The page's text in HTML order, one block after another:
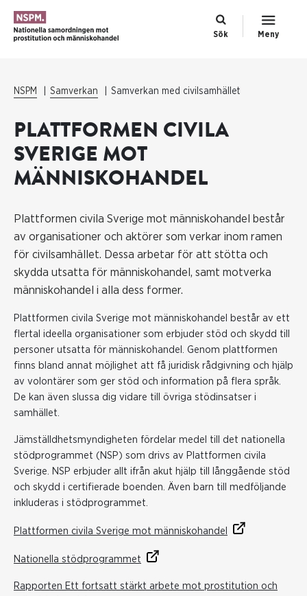
Sök Meny
NSPM Samverkan Samverkan med civilsamhället
PLATTFORMEN CIVILA
SVERIGE MOT
MÄNNISKOHANDEL
Plattformen civila Sverige mot människohandel består
av organisationer och aktörer som verkar inom ramen
för civilsamhället. Dessa arbetar för att stötta och
skydda utsatta för människohandel, samt motverka
människohandel i alla dess former.
Plattformen civila Sverige mot människohandel består av ett
flertal ideella organisationer som erbjuder stöd och skydd till
personer utsatta för människohandel. Genom plattformen
finns bland annat möjlighet att få juridisk rådgivning och hjälp
av volontärer som ger stöd och information på flera språk.
De kan även slussa dig vidare till övriga stödinsatser i
samhället.
Jämställdhetsmyndigheten fördelar medel till det nationella
stödprogrammet (NSP) som drivs av Plattformen civila
Sverige. NSP erbjuder allt ifrån akut hjälp till långgående stöd
och skydd i certifierade boenden. Även barn till medföljande
inkluderas i stödprogrammet.
Plattformen civila Sverige mot människohandel
Nationella stödprogrammet
Rapporten Ett fortsatt stärkt arbete mot prostitution och